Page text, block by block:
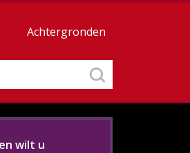
Achtergronden
wilt u